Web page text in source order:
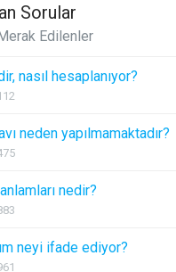
Sorular
Edilenler
nasıl hesaplanıyor?
neden yapılmamaktadır?
nedir?
neyi ifade ediyor?